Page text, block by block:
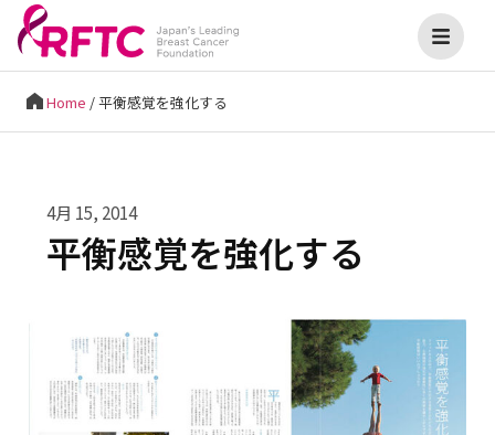
Home /平衡感覚を強化する
4月 15, 2014
平衡感覚を強化する